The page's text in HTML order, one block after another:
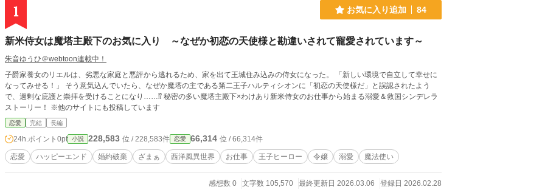
1 お気に入り追加 84
新米侍女は魔塔主殿下のお気に入り ～なぜか初恋の天使様と勘違いされて寵愛されています～
朱音ゆうひ＠webtoon連載中！
子爵家養女のリエルは、劣悪な家庭と悪評から逃れるため、家を出て王城住み込みの侍女になった。 「新しい環境で自立して幸せに
なってみせる！」 そう意気込んでいたら、なぜか魔塔の主である第二王子ハルティシオンに「初恋の天使様だ」と誤認されたよう
で、過剰な庇護と崇拝を受けることになり……⁉︎ 秘密の多い魔塔主殿下×わけあり新米侍女のお仕事から始まる溺愛＆救国シンデレラ
ストーリー！ ※他のサイトにも投稿しています
恋愛 完結 長編
24h.ポイント 0pt 小説 228,583 位 / 228,583件 恋愛 66,314 位 / 66,314件
恋愛 ハッピーエンド 婚約破棄 ざまぁ 西洋風異世界 お仕事 王子ヒーロー 令嬢 溺愛 魔法使い
感想数 0 文字数 105,570 最終更新日 2026.03.06 登録日 2026.02.28